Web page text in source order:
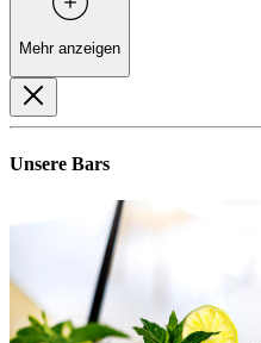
Mehr anzeigen
Unsere Bars